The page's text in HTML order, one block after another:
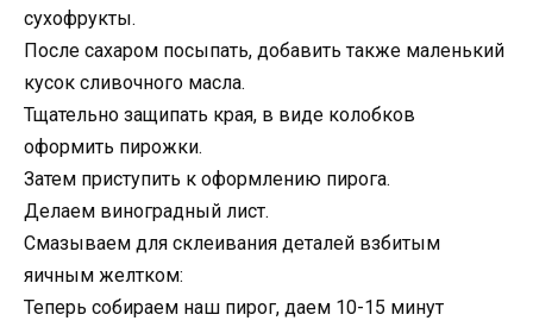
сухофрукты.
После сахаром посыпать, добавить также маленький
кусок сливочного масла.
Тщательно защипать края, в виде колобков
оформить пирожки.
Затем приступить к оформлению пирога.
Делаем виноградный лист.
Смазываем для склеивания деталей взбитым
яичным желтком:
Теперь собираем наш пирог, даем 10-15 минут